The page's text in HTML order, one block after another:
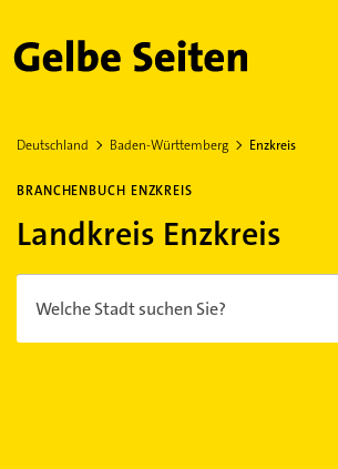
Gelbe Seiten
Deutschland Baden-Württemberg Enzkreis
BRANCHENBUCH ENZKREIS
Landkreis Enzkreis
Welche Stadt suchen Sie?